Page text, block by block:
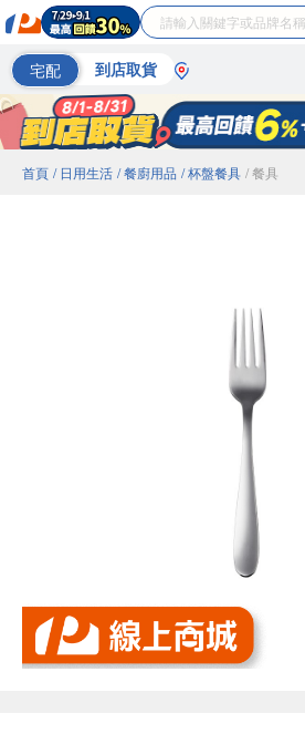
宅配 到店取貨
首頁 / 日用生活 / 餐廚用品 / 杯盤餐具 / 餐具